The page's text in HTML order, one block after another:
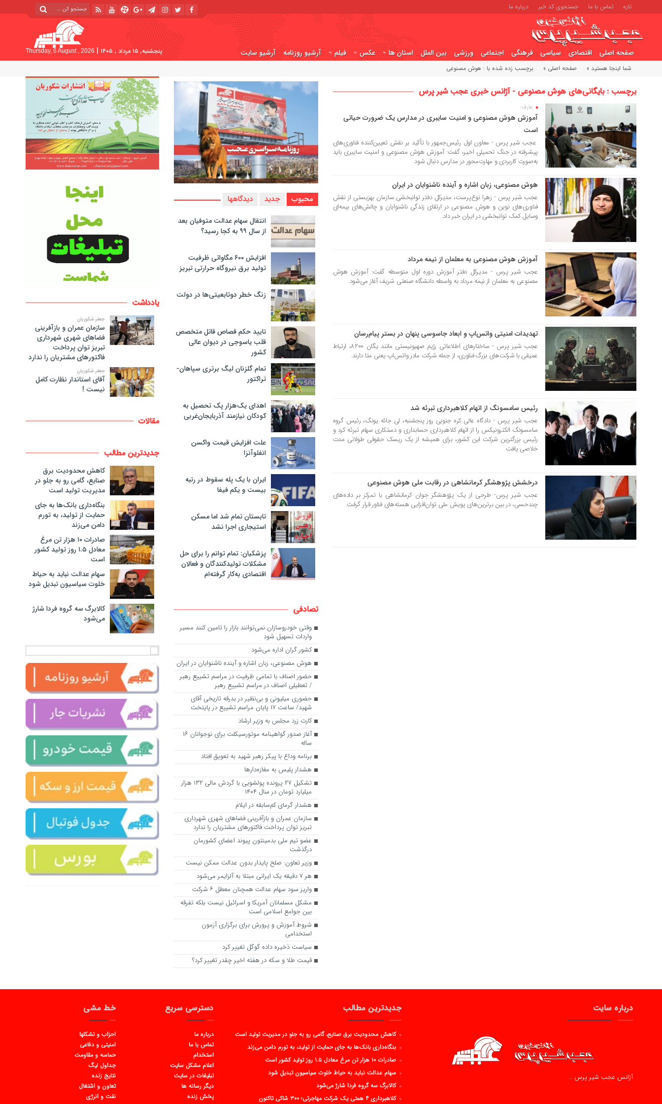
تازه تماس با ما جستجوی کد خبر درباره ما
صفحه اصلی اقتصادی سیاسی فرهنگی اجتماعی ورزشی بین الملل استان ها عکس فیلم آرشیو روزنامه آرشیو سایت پنجشنبه, ۱۵ مرداد , ۱۴۰۵ |
Thursday, 6 August , 2026
شما اینجا هستید » صفحه اصلی » برچسب زده شده با : هوش مصنوعی
برچسب : بایگانی‌های هوش مصنوعی - آژانس خبری عجب شیر پرس
10 تیر 1405
عارف:
آموزش هوش مصنوعی و امنیت سایبری در مدارس یک ضرورت حیاتی
است
عجب شیر پرس - معاون اول رئیس‌جمهور با تأکید بر نقش تعیین‌کننده فناوری‌های
پیشرفته در جنگ تحمیلی اخیر، گفت: آموزش هوش مصنوعی و امنیت سایبری باید
به‌صورت کاربردی و مهارت‌محور در مدارس دنبال شود.
10 مهر 1404 هوش مصنوعی، زبان اشاره و آینده ناشنوایان در ایران
عجب شیر پرس - زهرا نوع‌پرست، مدیرکل دفتر توانبخشی سازمان بهزیستی از نقش
فناوری‌های نوین و هوش مصنوعی در ارتقای زندگی ناشنوایان و چالش‌های بیمه‌ای
وسایل کمک توانبخشی در ایران خبر داد.
11 مرداد 1404 آموزش هوش مصنوعی به معلمان از نیمه مرداد
عجب شیر پرس - مدیرکل دفتر آموزش دوره اول متوسطه گفت: آموزش هوش
مصنوعی به معلمان از نیمه مرداد به واسطه دانشگاه صنعتی شریف آغاز می‌شود.
تهدیدات امنیتی واتس‌اپ و ابعاد جاسوسی پنهان در بستر پیام‌رسان
عجب شیر پرس - ساختارهای اطلاعاتی رژیم صهیونیستی مانند یگان ۸۲۰۰، ارتباط
عمیقی با شرکت‌های بزرگ فناوری، از جمله شرکت مادر واتس‌اپ یعنی متا دارند.
رئیس سامسونگ از اتهام کلاهبرداری تبرئه شد
عجب شیر پرس - دادگاه عالی کره جنوبی روز پنجشنبه، لی جائه یونگ، رئیس گروه
سامسونگ الکترونیکس را از اتهام کلاهبرداری حسابداری و دستکاری سهام تبرئه کرد و
رئیس بزرگترین شرکت این کشور، برای همیشه از یک ریسک حقوقی طولانی مدت
خلاصی یافت.
درخشش پژوهشگر کرمانشاهی در رقابت ملی هوش مصنوعی
عجب شیر پرس- طرحی از یک پژوهشگر جوان کرمانشاهی با تمرکز بر داده‌های
چندحسی، در بین برترین‌های پویش ملی توان‌افزایی هسته‌های فناور قرار گرفت.
محبوب جدید دیدگاهها
انتقال سهام عدالت متوفیان بعد
از سال ۹۹ به کجا رسید؟
افزایش ۶۰۰ مگاواتی ظرفیت
تولید برق نیروگاه حرارتی تبریز
زنگ خطر دوتابعیتی‌ها در دولت
تایید حکم قصاص قاتل متخصص
قلب یاسوجی در دیوان عالی
کشور
تمام گلزنان لیگ‌ برتری سپاهان-
تراکتور
اهدای یک‌هزار پک تحصیل به
کودکان نیازمند آذربایجان‌غربی
علت افزایش قیمت واکسن
انفلوآنزا
ایران با یک پله سقوط در رتبه
بیست و یکم فیفا
تابستان تمام شد اما مسکن
استیجاری اجرا نشد
پزشکیان: تمام توانم را برای حل
مشکلات تولیدکنندگان و فعالان
اقتصادی به‌کار گرفته‌ام
تصادفی
وقتی خودروسازان نمی‌توانند بازار را تامین کنند مسیر
واردات تسهیل شود
کشور گران اداره می‌شود
هوش مصنوعی، زبان اشاره و آینده ناشنوایان در ایران
حضور اصناف با تمامی ظرفیت در مراسم تشییع رهبر
/ تعطیلی اصناف در مراسم تشییع رهبر
حضوری میلیونی و بی‌نظیر در بدرقه تاریخی آقای
شهید/ ساعت ۱۷ پایان مراسم تشییع در پایتخت
کارت زرد مجلس به وزیر ارشاد
آغاز صدور گواهینامه موتورسیکلت برای نوجوانان ۱۶
ساله
برنامه وداع با پیکر رهبر شهید به تعویق افتاد
هشدار پلیس به مغازه‌دارها
تشکیل ۲۷ پرونده پولشویی با گردش مالی ۱۳۲ هزار
میلیارد تومان در سال ۱۴۰۴
هشدار گرمای کم‌سابقه در ایلام
سازمان عمران و بازآفرینی فضاهای شهری شهرداری
تبریز توان پرداخت فاکتورهای مشتریان را ندارد
عضو تیم ملی بدمینتون پیوند اعضای کشورمان
درگذشت
وزیر تعاون: صلح پایدار بدون عدالت ممکن نیست
هر ۷ دقیقه یک ایرانی مبتلا به آلزایمر می‌شود
واریز سود سهام عدالت همچنان معطل ۶ شرکت
مشکل مسلمانان آمریکا و اسرائیل نیست بلکه تفرقه
بین جوامع اسلامی است
شروط آموزش و پرورش برای برگزاری آزمون
استخدامی
سیاست ذخیره داده گوگل تغییر کرد
قیمت طلا و سکه در هفته اخیر چقدر تغییر کرد؟
یادداشت
جعفر شکوریان
سازمان عمران و بازآفرینی
فضاهای شهری شهرداری
تبریز توان پرداخت
فاکتورهای مشتریان را ندارد
جعفر شکوریان
آقای استاندار نظارت کامل
نیست !
مقالات
جدیدترین مطالب
کاهش محدودیت برق
صنایع، گامی رو به جلو در
مدیریت تولید است
بنگاه‌داری بانک‌ها به جای
حمایت از تولید، به تورم
دامن می‌زند
صادرات ۱۰ هزار تن مرغ
معادل ۱.۵ روز تولید کشور
است
سهام عدالت نباید به حیاط
خلوت سیاسیون تبدیل شود
کالابرگ سه گروه فردا شارژ
می‌شود
درباره سایت
آژانس عجب شیر پرس …
جدیدترین مطالب
کاهش محدودیت برق صنایع، گامی رو به جلو در مدیریت تولید است
بنگاه‌داری بانک‌ها به جای حمایت از تولید، به تورم دامن می‌زند
صادرات ۱۰ هزار تن مرغ معادل ۱.۵ روز تولید کشور است
سهام عدالت نباید به حیاط خلوت سیاسیون تبدیل شود
کالابرگ سه گروه فردا شارژ می‌شود
کلاهبرداری ۴ همتی یک شرکت مهاجرتی؛ ۳۰۰ شاکی تاکنون
دسترسی سریع
درباره ما
تماس با ما
استخدام
اعلام مشکل سایت
تبلیغات در سایت
دیگر رسانه ها
پخش زنده
خط مشی
احزاب و تشکلها
امنیتی و دفاعی
حماسه و مقاومت
جداول لیگ
نتایج زنده
تعاون و اشتغال
نفت و انرژی